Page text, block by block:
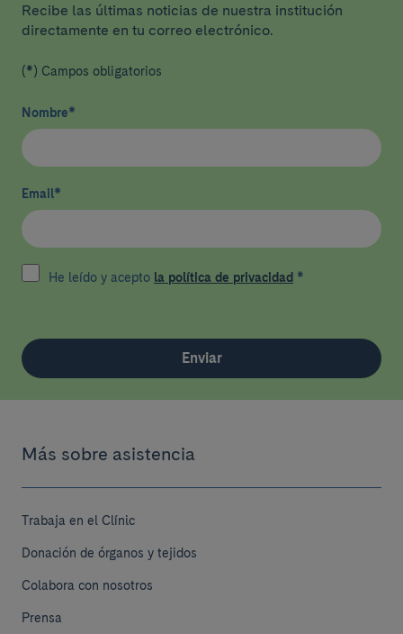
Recibe las últimas noticias de nuestra institución
directamente en tu correo electrónico.
(*) Campos obligatorios
Nombre*
Email*
He leído y acepto la política de privacidad *
Enviar
Más sobre asistencia
Trabaja en el Clínic
Donación de órganos y tejidos
Colabora con nosotros
Prensa